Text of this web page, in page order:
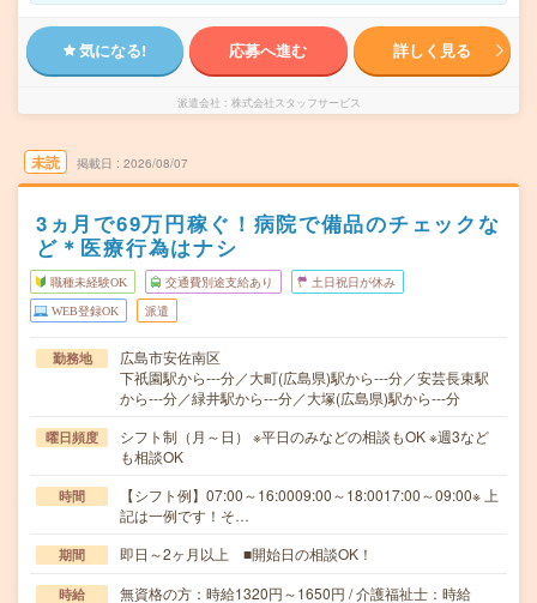
気になる! 応募へ進む 詳しく見る
派遣会社 株式会社スタッフサービス
未読 掲載日 2026/08/07
3ヵ月で69万円稼ぐ！病院で備品のチェックな
ど＊医療行為はナシ
職種未経験OK 交通費別途支給あり 土日祝日が休み
WEB登録OK 派遣
勤務地
広島市安佐南区
下祇園駅から---分／大町(広島県)駅から---分／安芸長束駅
から---分／緑井駅から---分／大塚(広島県)駅から---分
曜日頻度
シフト制（月～日） ※平日のみなどの相談もOK ※週3など
も相談OK
時間
【シフト例】07:00～16:0009:00～18:0017:00～09:00※ 上
記は一例です！そ…
期間 即日～2ヶ月以上 ■開始日の相談OK！
時給 無資格の方：時給1320円～1650円 / 介護福祉士：時給